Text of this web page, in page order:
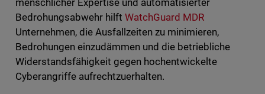
menschlicher Expertise und automatisierter
Bedrohungsabwehr hilft WatchGuard MDR
Unternehmen, die Ausfallzeiten zu minimieren,
Bedrohungen einzudämmen und die betriebliche
Widerstandsfähigkeit gegen hochentwickelte
Cyberangriffe aufrechtzuerhalten.